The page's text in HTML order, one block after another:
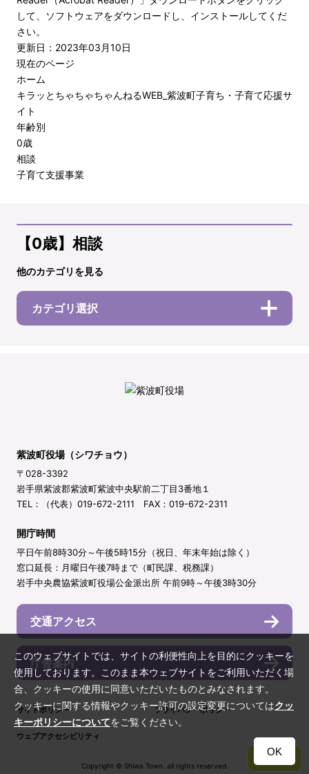
して、ソフトウェアをダウンロードし、インストールしてくだ
さい。
更新日：2023年03月10日
現在のページ
ホーム
キラッとちゃちゃちゃんねるWEB_紫波町子育ち・子育て応援サ
イト
年齢別
0歳
相談
子育て支援事業
【0歳】相談
他のカテゴリを見る
カテゴリ選択
紫波町役場（シワチョウ）
〒028-3392
岩手県紫波郡紫波町紫波中央駅前二丁目3番地１
TEL：（代表）019-672-2111 FAX：019-672-2311
開庁時間
平日午前8時30分～午後5時15分（祝日、年末年始は除く）
窓口延長：月曜日午後7時まで（町民課、税務課）
岩手中央農協紫波町役場公金派出所 午前9時～午後3時30分
交通アクセス
庁舎案内
サイトポリシー プライバシーポリシー
ウェブアクセシビリティ
Copyright © Shiwa Town. all rights reserved.
TOP
このウェブサイトでは、サイトの利便性向上を目的にクッキーを
使用しております。このまま本ウェブサイトをご利用いただく場
合、クッキーの使用に同意いただいたものとみなされます。
クッキーに関する情報やクッキー許可の設定変更についてはクッ
キーポリシーについてをご覧ください。
OK